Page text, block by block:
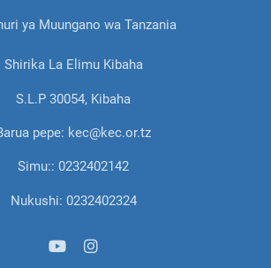
ya Muungano wa Tanzania
Shirika La Elimu Kibaha
S.L.P 30054, Kibaha
pepe: kec@kec.or.tz
Simu:: 0232402142
Nukushi: 0232402324